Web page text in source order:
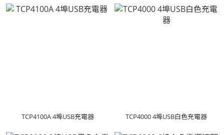
TCP4100A 4埠USB充電器 TCP4000 4埠USB白色充電器